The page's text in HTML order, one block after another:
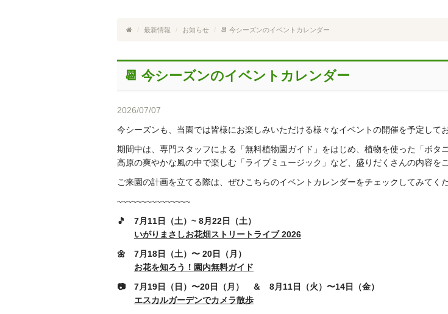
最新情報 お知らせ 📆 今シーズンのイベントカレンダー
📆 今シーズンのイベントカレンダー
2026/07/07
今シーズンも、当園では皆様にお楽しみいただける様々なイベントの開催を予定して
期間中は、専門スタッフによる「無料植物園ガイド」をはじめ、植物を使った「ボタ
高原の爽やかな風の中で楽しむ「ライブミュージック」など、盛りだくさんの内容を
ご来園の計画を立てる際は、ぜひこちらのイベントカレンダーをチェックしてみてくだ
~~~~~~~~~~~~~~~
🎵 7月11日（土）~ 8月22日（土）
いがりまさしお花畑ストリートライブ 2026
🌼
7月18日（土）〜 20日（月）
お花を知ろう！園内無料ガイド
📷 7月19日（日）〜20日（月） ＆ 8月11日（火）〜14日（金）
エスカルガーデンでカメラ散歩